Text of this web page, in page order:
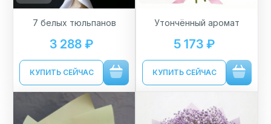
7 белых тюльпанов
3 288 ₽
КУПИТЬ СЕЙЧАС
Утончённый аромат
5 173 ₽
КУПИТЬ СЕЙЧАС